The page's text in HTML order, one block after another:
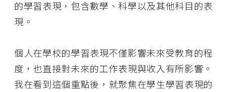
的學習表現，包含數學、科學以及其他科目的表
現。
個人在學校的學習表現不僅影響未來受教育的程
度，也直接對未來的工作表現與收入有所影響。
我在看到這個重點後，就聚焦在學生學習表現的